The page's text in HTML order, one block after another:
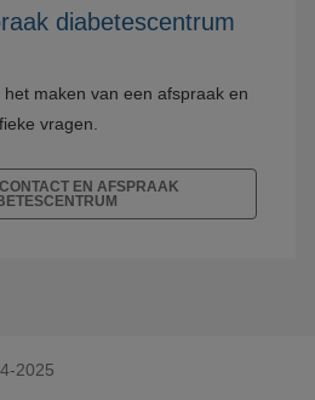
diabetescentrum
maken van een afspraak en
vragen.
EN AFSPRAAK
2025